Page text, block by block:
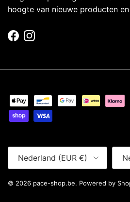
hoogte van nieuwe producten
FacebookInstagram
Nederland (EUR €)
© 2026 pace-shop.be. Powered by